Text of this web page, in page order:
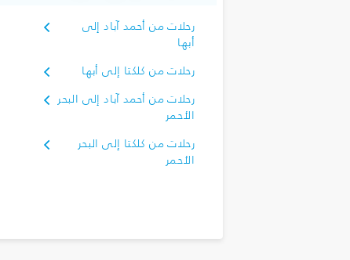
رحلات من أحمد آباد إلى
أبها
رحلات من كلكتا إلى أبها
رحلات من أحمد آباد إلى البحر
الأحمر
رحلات من كلكتا إلى البحر
الأحمر